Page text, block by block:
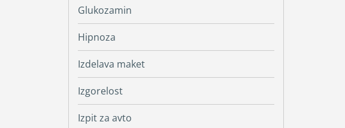
Glukozamin
Hipnoza
Izdelava maket
Izgorelost
Izpit za avto